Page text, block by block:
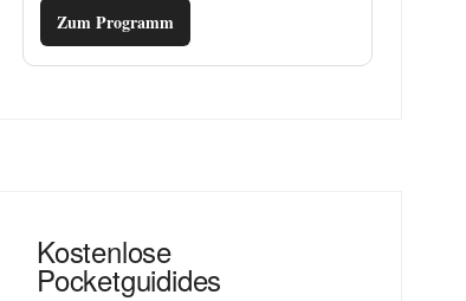
Zum Programm
Kostenlose
Pocketguidides